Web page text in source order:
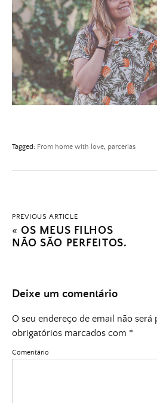
Tagged: From home with love, parcerias
PREVIOUS ARTICLE
« OS MEUS FILHOS
NÃO SÃO PERFEITOS.
Deixe um comentário
O seu endereço de email não será
obrigatórios marcados com *
Comentário